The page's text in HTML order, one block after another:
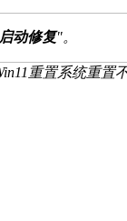
启动修复"。